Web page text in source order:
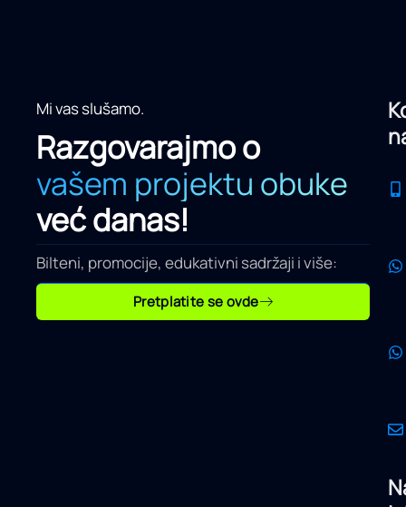
Mi vas slušamo.
Razgovarajmo o
vašem projektu obuke
već danas!
Bilteni, promocije, edukativni sadržaji i više:
Pretplatite se ovde